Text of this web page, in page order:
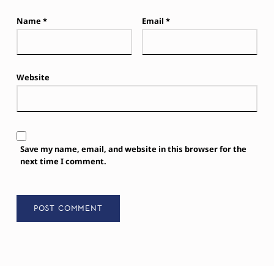
Name* Email *
Website
Save my name, email, and website in this browser for the
next time I comment.